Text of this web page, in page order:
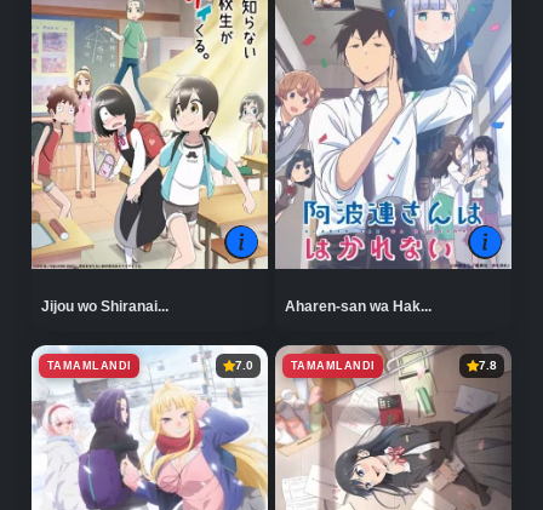
Jijou wo Shiranai... Aharen-san wa Hak...
TAMAMLANDI 7.0 TAMAMLANDI 7.8